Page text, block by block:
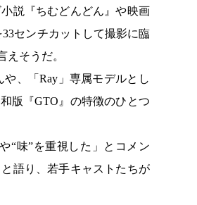
説『ちむどんどん』や映画
センチカットして撮影に臨
そうだ。
や、「Ray」専属モデルとし
版『GTO』の特徴のひとつ
“味”を重視した」とコメン
語り、若手キャストたちが